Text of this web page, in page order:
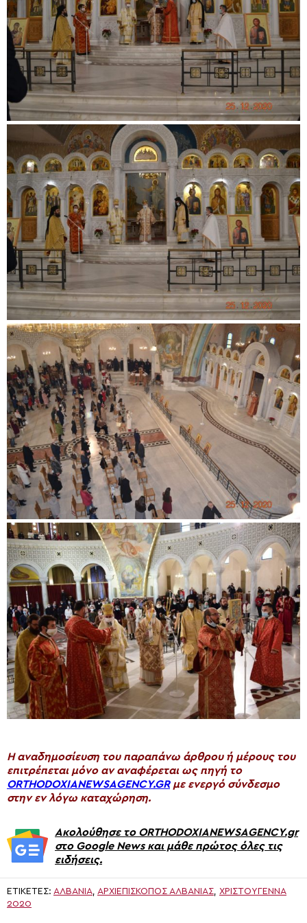
H αναδημοσίευση του παραπάνω άρθρου ή μέρους του
επιτρέπεται μόνο αν αναφέρεται ως πηγή το
ORTHODOXIANEWSAGENCY.GRμε ενεργό σύνδεσμο
στην εν λόγω καταχώρηση.
Ακολούθησε το ORTHODOXIANEWSAGENCY.gr
στο Google News και μάθε πρώτος όλες τις
ειδήσεις.
ΕΤΙΚΈΤΕΣ: ΑΛΒΑΝΙΑ ΑΡΧΙΕΠΊΣΚΟΠΟΣ ΑΛΒΑΝΊΑΣ
ΧΡΙΣΤΟΎΓΕΝΝΑ
2020